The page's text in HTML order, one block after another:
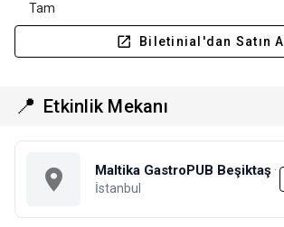
Tam
Biletinial'dan Satın Al
📍 Etkinlik Mekanı
Maltika GastroPUB Beşiktaş ·
İstanbul